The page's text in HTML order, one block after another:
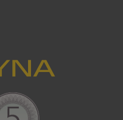
Microsoft
Corporation